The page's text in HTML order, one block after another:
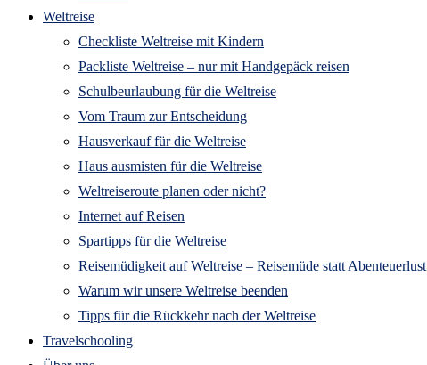
Weltreise
Checkliste Weltreise mit Kindern
Packliste Weltreise – nur mit Handgepäck reisen
Schulbeurlaubung für die Weltreise
Vom Traum zur Entscheidung
Hausverkauf für die Weltreise
Haus ausmisten für die Weltreise
Weltreiseroute planen oder nicht?
Internet auf Reisen
Spartipps für die Weltreise
Reisemüdigkeit auf Weltreise – Reisemüde statt Abenteuerlust
Warum wir unsere Weltreise beenden
Tipps für die Rückkehr nach der Weltreise
Travelschooling